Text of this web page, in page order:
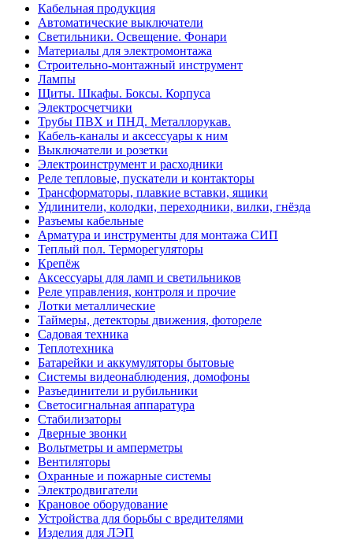
Кабельная продукция
Автоматические выключатели
Светильники. Освещение. Фонари
Материалы для электромонтажа
Строительно-монтажный инструмент
Лампы
Щиты. Шкафы. Боксы. Корпуса
Электросчетчики
Трубы ПВХ и ПНД. Металлорукав.
Кабель-каналы и аксессуары к ним
Выключатели и розетки
Электроинструмент и расходники
Реле тепловые, пускатели и контакторы
Трансформаторы, плавкие вставки, ящики
Удлинители, колодки, переходники, вилки, гнёзда
Разъемы кабельные
Арматура и инструменты для монтажа СИП
Теплый пол. Терморегуляторы
Крепёж
Аксессуары для ламп и светильников
Реле управления, контроля и прочие
Лотки металлические
Таймеры, детекторы движения, фотореле
Садовая техника
Теплотехника
Батарейки и аккумуляторы бытовые
Системы видеонаблюдения, домофоны
Разъединители и рубильники
Светосигнальная аппаратура
Стабилизаторы
Дверные звонки
Вольтметры и амперметры
Вентиляторы
Охранные и пожарные системы
Электродвигатели
Крановое оборудование
Устройства для борьбы с вредителями
Изделия для ЛЭП